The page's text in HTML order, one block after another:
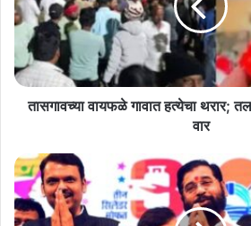
थरार;
तलवारीने
टोळक्याचे
सपासप
वार
तासगावच्या वायफळे गावात हत्येचा थरार;
वार
मोठी
बातमी
!
मंत्रिमंडळाचा